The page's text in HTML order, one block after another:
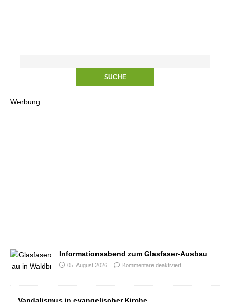
Werbung
Informationsabend zum Glasfaser-Ausbau
05. August 2026 Kommentare deaktiviert